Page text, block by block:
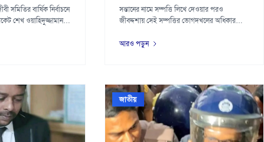
সমিতির বার্ষিক নির্বাচনে
শেখ ওয়াহিদুজ্জামান
সন্তানের নামে সম্পত্তি লিখে দেওয়ার পরও
জীবদ্দশায় সেই সম্পত্তির ভোগদখলের অধিকার
আরও পড়ুন
জাতীয়